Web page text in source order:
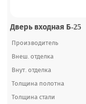
Дверь входная Б-25
Производитель
Внеш. отделка
Внут. отделка
Толщина полотна
Толщина стали